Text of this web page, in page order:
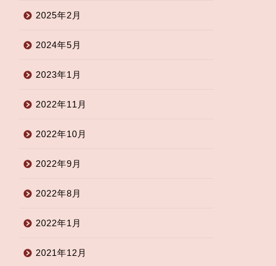
2025年2月
2024年5月
2023年1月
2022年11月
2022年10月
2022年9月
2022年8月
2022年1月
2021年12月